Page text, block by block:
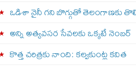
ఒడిశా నైనీ గని బొగ్గుతో తెలంగాణకు
అన్ని అత్యవసర సేవలకు ఒక్క‌టే నెంబ‌ర్‌
కొత్త చరిత్రకు నాంది: క‌ల్వ‌కుంట్ల కవిత